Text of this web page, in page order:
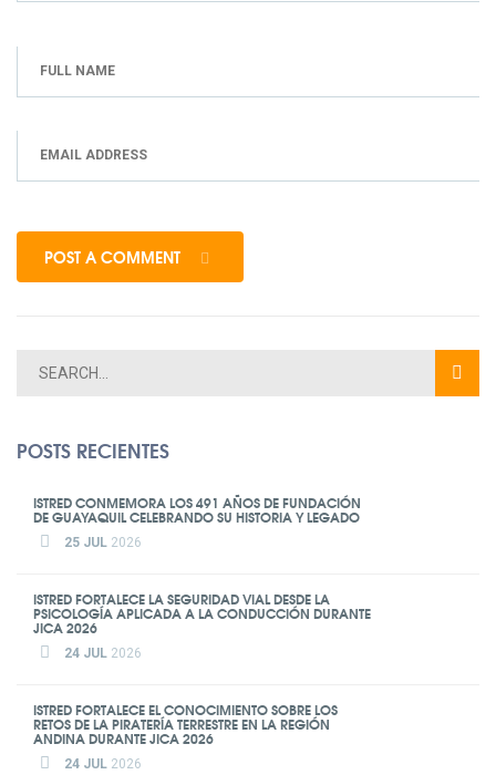
POST A COMMENT
POSTS RECIENTES
ISTRED CONMEMORA LOS 491 AÑOS DE FUNDACIÓN
DE GUAYAQUIL CELEBRANDO SU HISTORIA Y LEGADO
25 JUL 2026
ISTRED FORTALECE LA SEGURIDAD VIAL DESDE LA
PSICOLOGÍA APLICADA A LA CONDUCCIÓN DURANTE
JICA 2026
24 JUL 2026
ISTRED FORTALECE EL CONOCIMIENTO SOBRE LOS
RETOS DE LA PIRATERÍA TERRESTRE EN LA REGIÓN
ANDINA DURANTE JICA 2026
24 JUL 2026